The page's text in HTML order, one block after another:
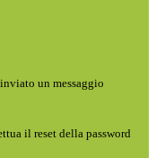
un messaggio
il reset della password